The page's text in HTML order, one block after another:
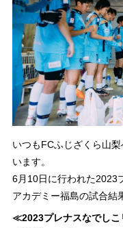
いつもFCふじざくら山
います。
6月10日に行われた2023
アカデミー福島の試合結
≪2023プレナスなでし